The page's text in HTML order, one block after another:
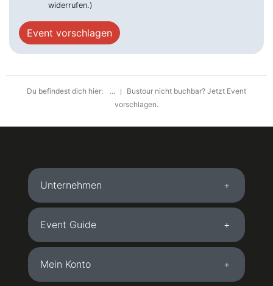
widerrufen.)
Event vorschlagen
Du befindest dich hier: ...
Bustour nicht buchbar? Jetzt Event
vorschlagen.
Unternehmen
Event Guide
Mein Konto